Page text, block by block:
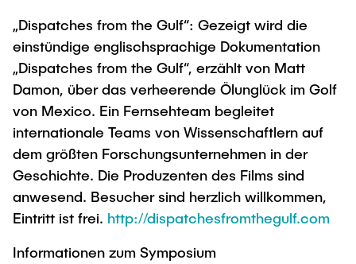
„Dispatches from the Gulf“: Gezeigt wird die
einstündige englischsprachige Dokumentation
„Dispatches from the Gulf“, erzählt von Matt
Damon, über das verheerende Ölunglück im Golf
von Mexico. Ein Fernsehteam begleitet
internationale Teams von Wissenschaftlern auf
dem größten Forschungsunternehmen in der
Geschichte. Die Produzenten des Films sind
anwesend. Besucher sind herzlich willkommen,
Eintritt ist frei. http://dispatchesfromthegulf.com
Informationen zum Symposium